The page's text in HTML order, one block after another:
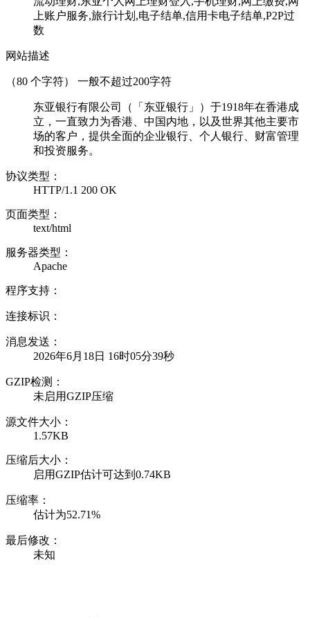
上账户服务,旅行计划,电子结单,信用卡电子结单,P2P过
数
网站描述
（80 个字符） 一般不超过200字符
东亚银行有限公司（「东亚银行」）于1918年在香港成
立，一直致力为香港、中国内地，以及世界其他主要市
场的客户，提供全面的企业银行、个人银行、财富管理
和投资服务。
协议类型：
HTTP/1.1 200 OK
页面类型：
text/html
服务器类型：
Apache
程序支持：
连接标识：
消息发送：
2026年6月18日 16时05分39秒
GZIP检测：
未启用GZIP压缩
源文件大小：
1.57KB
压缩后大小：
启用GZIP估计可达到0.74KB
压缩率：
估计为52.71%
最后修改：
未知